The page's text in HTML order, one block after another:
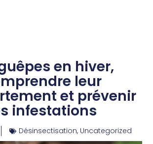
en hiver,
leur
et prévenir
infestations
Désinsectisation, Uncategorized